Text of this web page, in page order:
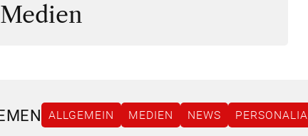
Medien
ALLGEMEIN MEDIEN NEWS PERSONALIA